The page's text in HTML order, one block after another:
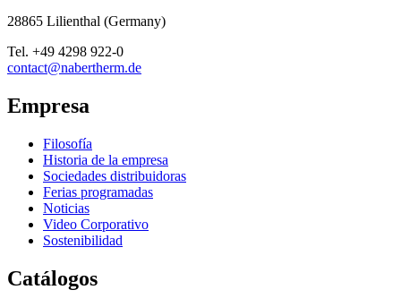
28865 Lilienthal (Germany)
Tel. +49 4298 922-0
contact@nabertherm.de
Empresa
Filosofía
Historia de la empresa
Sociedades distribuidoras
Ferias programadas
Noticias
Video Corporativo
Sostenibilidad
Catálogos